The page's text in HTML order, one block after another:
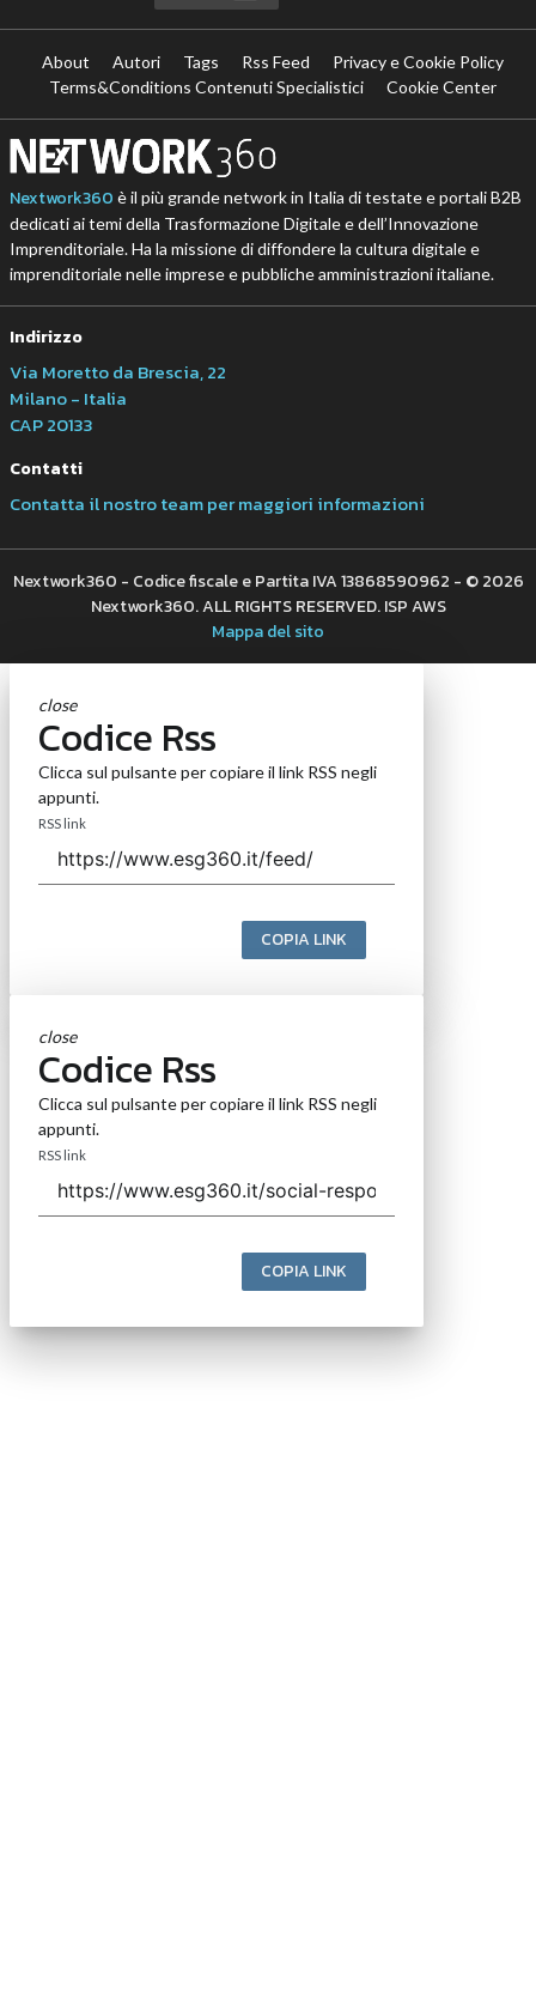
About Autori Tags Rss Feed
Privacy e Cookie Policy
Terms&Conditions Contenuti Specialistici
Cookie Center
Nextwork360 è il più grande network in Italia di testate e portali B2B
dedicati ai temi della Trasformazione Digitale e dell’Innovazione
Imprenditoriale. Ha la missione di diffondere la cultura digitale e
imprenditoriale nelle imprese e pubbliche amministrazioni italiane.
Indirizzo
Via Moretto da Brescia, 22
Milano - Italia
CAP 20133
Contatti
Contatta il nostro team per maggiori informazioni
Nextwork360 - Codice fiscale e Partita IVA 13868590962 - © 2026
Nextwork360. ALL RIGHTS RESERVED. ISP AWS
Mappa del sito
close
Codice Rss
Clicca sul pulsante per copiare il link RSS negli
appunti.
RSS link
COPIA LINK
close
Codice Rss
Clicca sul pulsante per copiare il link RSS negli
appunti.
RSS link
COPIA LINK